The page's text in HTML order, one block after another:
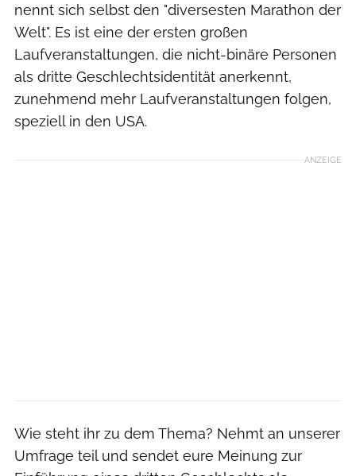
nennt sich selbst den "diversesten Marathon der
Welt". Es ist eine der ersten großen
Laufveranstaltungen, die nicht-binäre Personen
als dritte Geschlechtsidentität anerkennt,
zunehmend mehr Laufveranstaltungen folgen,
speziell in den USA.
ANZEIGE
Wie steht ihr zu dem Thema? Nehmt an unserer
Umfrage teil und sendet eure Meinung zur